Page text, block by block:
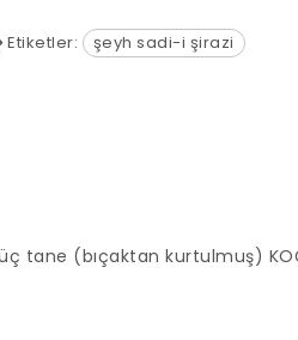
Etiketler: şeyh sadi-i şirazi
tane (bıçaktan kurtulmuş)